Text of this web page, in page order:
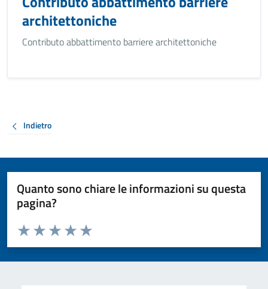
architettoniche
Contributo abbattimento barriere architettoniche
Indietro
Quanto sono chiare le informazioni su questa
pagina?
Valuta da 1 a 5 stelle la pagina
Valuta 5 stelle su 5
Valuta 4 stelle su 5
Valuta 3 stelle su 5
Valuta 2 stelle su 5
Valuta 1 stelle su 5